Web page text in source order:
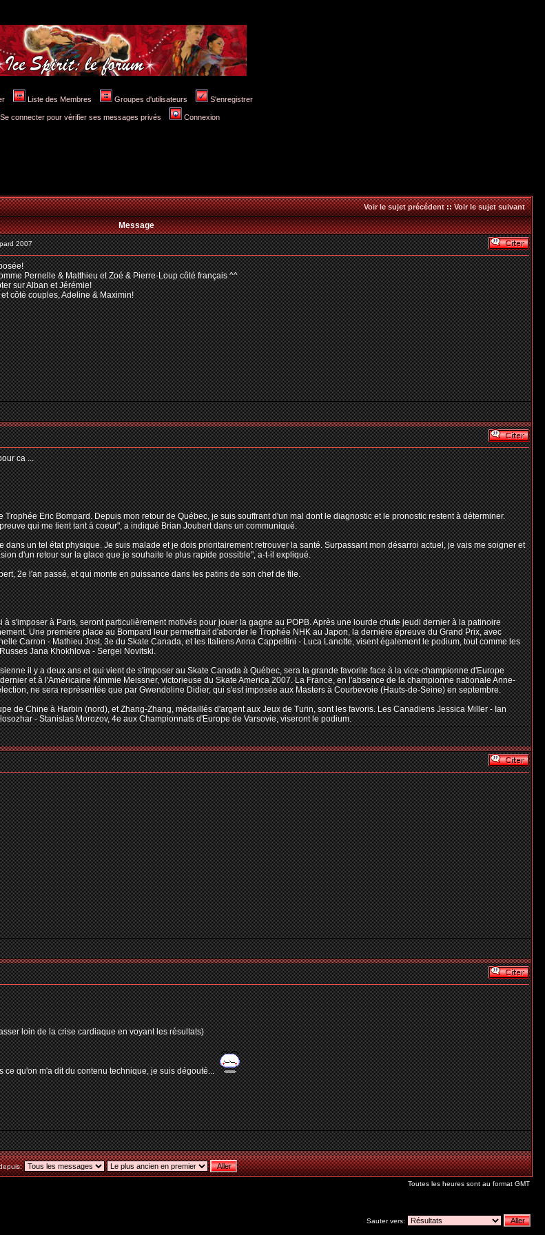
Liste des Membres Groupes d'utilisateurs S'enregistrer
Se connecter pour vérifier ses messages privés Connexion
Voir le sujet précédent::Voir le sujet suivant
Message
2007
Pernelle & Matthieu et Zoé & Pierre-Loup côté français ^^
sur Alban et Jérémie!
côté couples, Adeline & Maximin!
ca ...
Eric Bompard. Depuis mon retour de Québec, je suis souffrant d'un mal dont le diagnostic et le pronostic restent à déterminer.
qui me tient tant à coeur", a indiqué Brian Joubert dans un communiqué.
un tel état physique. Je suis malade et je dois prioritairement retrouver la santé. Surpassant mon désarroi actuel, je vais me soigner et
d'un retour sur la glace que je souhaite le plus rapide possible", a-t-il expliqué.
2e l'an passé, et qui monte en puissance dans les patins de son chef de file.
s'imposer à Paris, seront particulièrement motivés pour jouer la gagne au POPB. Après une lourde chute jeudi dernier à la patinoire
Une première place au Bompard leur permettrait d'aborder le Trophée NHK au Japon, la dernière épreuve du Grand Prix, avec
Carron - Mathieu Jost, 3e du Skate Canada, et les Italiens Anna Cappellini - Luca Lanotte, visent également le podium, tout comme les
Jana Khokhlova - Sergei Novitski.
il y a deux ans et qui vient de s'imposer au Skate Canada à Québec, sera la grande favorite face à la vice-championne d'Europe
et à l'Américaine Kimmie Meissner, victorieuse du Skate America 2007. La France, en l'absence de la championne nationale Anne-
ne sera représentée que par Gwendoline Didier, qui s'est imposée aux Masters à Courbevoie (Hauts-de-Seine) en septembre.
de Chine à Harbin (nord), et Zhang-Zhang, médaillés d'argent aux Jeux de Turin, sont les favoris. Les Canadiens Jessica Miller - Ian
- Stanislas Morozov, 4e aux Championnats d'Europe de Varsovie, viseront le podium.
loin de la crise cardiaque en voyant les résultats)
ce qu'on m'a dit du contenu technique, je suis dégouté...
Toutes les heures sont au format GMT
Sauter vers: